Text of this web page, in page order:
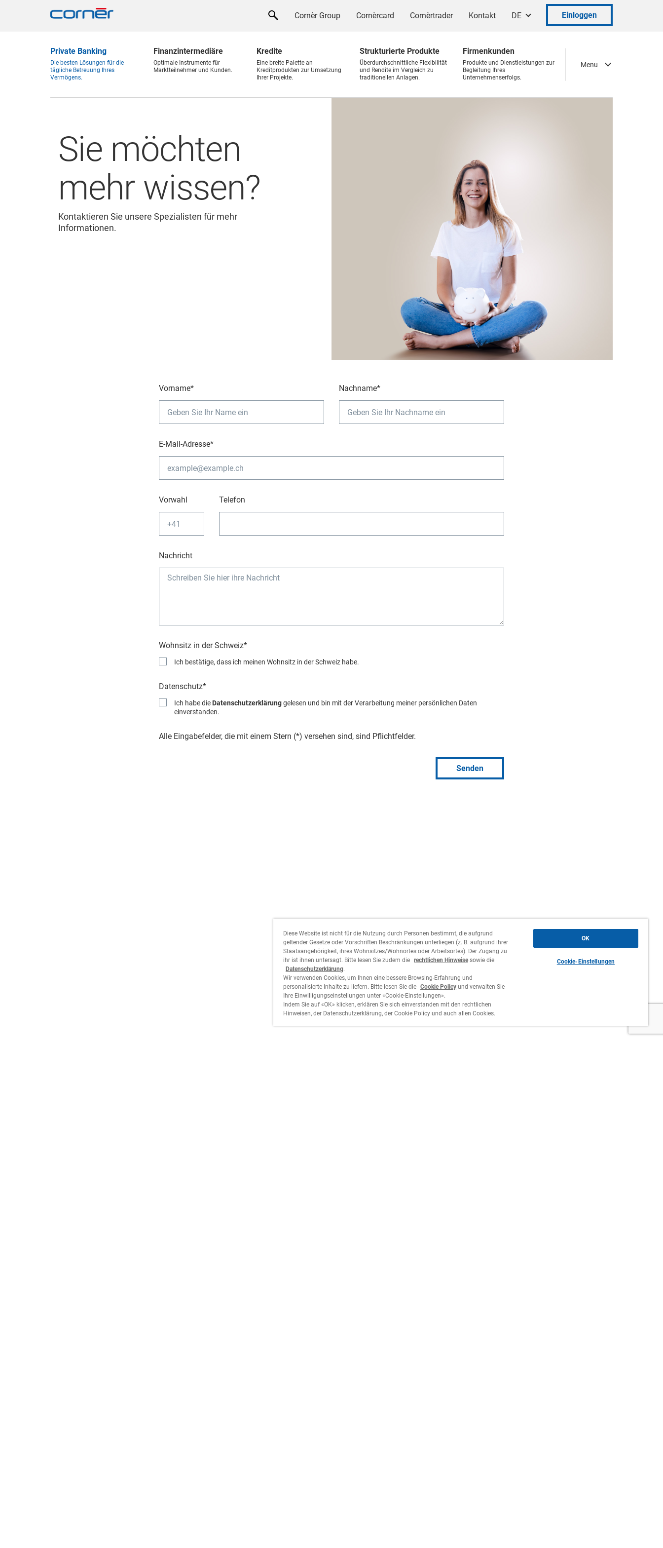
Cornèr Group Cornèrcard Cornèrtrader Kontakt DE Einloggen
Menu
Private Banking
Die besten Lösungen für die
tägliche Betreuung Ihres
Vermögens.
Finanzintermediäre
Optimale Instrumente für
Marktteilnehmer und Kunden.
Kredite
Eine breite Palette an
Kreditprodukten zur Umsetzung
Ihrer Projekte.
Strukturierte Produkte
Überdurchschnittliche Flexibilität
und Rendite im Vergleich zu
traditionellen Anlagen.
Firmenkunden
Produkte und Dienstleistungen zur
Begleitung Ihres
Unternehmenserfolgs.
Sie möchten
mehr wissen?
Kontaktieren Sie unsere Spezialisten für mehr
Informationen.
Vorname* Nachname*
E-Mail-Adresse*
Vorwahl Telefon
Nachricht
Wohnsitz in der Schweiz*
Ich bestätige, dass ich meinen Wohnsitz in der Schweiz habe.
Datenschutz*
Ich habe die Datenschutzerklärunggelesen und bin mit der Verarbeitung meiner persönlichen Daten
einverstanden.
Alle Eingabefelder, die mit einem Stern (*) versehen sind, sind Pflichtfelder.
Diese Website ist nicht für die Nutzung durch Personen bestimmt, die aufgrund
geltender Gesetze oder Vorschriften Beschränkungen unterliegen (z. B. aufgrund ihrer
Staatsangehörigkeit, ihres Wohnsitzes/Wohnortes oder Arbeitsortes). Der Zugang zu
ihr ist ihnen untersagt. Bitte lesen Sie zudem die rechtlichen Hinweisesowie die
Datenschutzerklärung.
Wir verwenden Cookies, um Ihnen eine bessere Browsing-Erfahrung und
personalisierte Inhalte zu liefern. Bitte lesen Sie die Cookie Policy und verwalten Sie
Ihre Einwilligungseinstellungen unter «Cookie-Einstellungen».
Indem Sie auf «OK» klicken, erklären Sie sich einverstanden mit den rechtlichen
Hinweisen, der Datenschutzerklärung, der Cookie Policy und auch allen Cookies.
OK
Cookie-Einstellungen